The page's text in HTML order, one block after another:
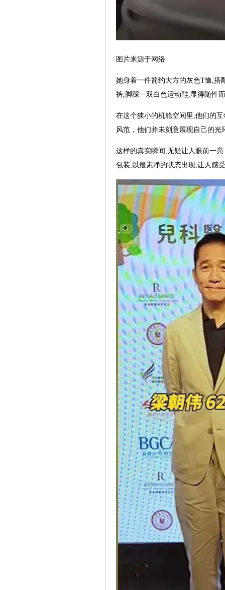
图片来源于网络
她身着一件简约大方的灰色T恤,搭
裤,脚踩一双白色运动鞋,显得随性
在这个狭小的机舱空间里,他们的
风范，他们并未刻意展现自己的
这样的真实瞬间,无疑让人眼前一
包装,以最素净的状态出现,让人感